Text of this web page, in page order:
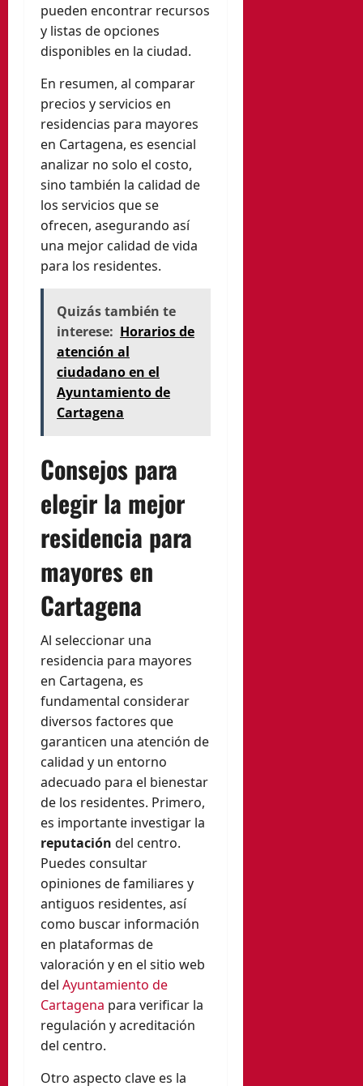
pueden encontrar recursos
y listas de opciones
disponibles en la ciudad.
En resumen, al comparar
precios y servicios en
residencias para mayores
en Cartagena, es esencial
analizar no solo el costo,
sino también la calidad de
los servicios que se
ofrecen, asegurando así
una mejor calidad de vida
para los residentes.
Quizás también te
interese: Horarios de
atención al
ciudadano en el
Ayuntamiento de
Cartagena
Consejos para
elegir la mejor
residencia para
mayores en
Cartagena
Al seleccionar una
residencia para mayores
en Cartagena, es
fundamental considerar
diversos factores que
garanticen una atención de
calidad y un entorno
adecuado para el bienestar
de los residentes. Primero,
es importante investigar la
reputación del centro.
Puedes consultar
opiniones de familiares y
antiguos residentes, así
como buscar información
en plataformas de
valoración y en el sitio web
del Ayuntamiento de
Cartagena para verificar la
regulación y acreditación
del centro.
Otro aspecto clave es la